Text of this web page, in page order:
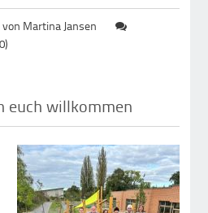
von Martina Jansen
euch willkommen